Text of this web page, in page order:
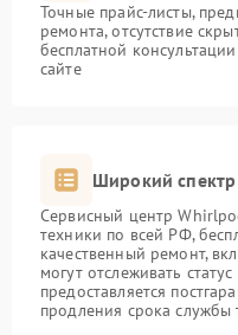
Точные прайс-листы,
ремонта, отсутствие
бесплатной
сайте
Широкий спектр
Сервисный центр
техники по всей РФ,
качественный ремонт,
могут отслеживать
предоставляется
продления срока службы